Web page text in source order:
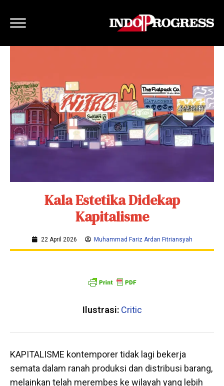
Kala Estetika Didekap
Kapitalisme
22 April 2026 Muhammad Fariz Ardan Fitriansyah
Ilustrasi: Critic
KAPITALISME kontemporer tidak lagi bekerja
semata dalam ranah produksi dan distribusi barang,
melainkan telah merembes ke wilayah yang lebih